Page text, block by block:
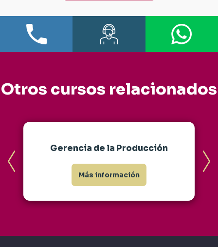
Otros cursos relacionados
Gerencia de la Producción
Más información